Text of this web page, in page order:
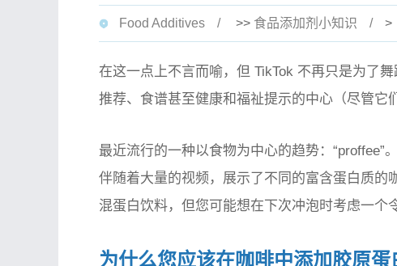
Food Additives >> 食品添加剂小知识 >
在这一点上不言而喻，但 TikTok 不再只是为了
推荐、食谱甚至健康和福祉提示的中心（尽管它
最近流行的一种以食物为中心的趋势：
伴随着大量的视频，展示了不同的富含蛋白质
混蛋白饮料，但您可能想在下次冲泡时考虑一个
为什么您应该在咖啡中添加胶原蛋